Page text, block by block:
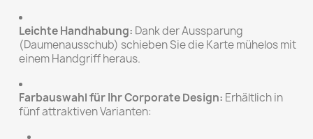
Leichte Handhabung: Dank der Aussparung
(Daumenausschub) schieben Sie die Karte mühelos mit
einem Handgriff heraus.
Farbauswahl für Ihr Corporate Design: Erhältlich in
fünf attraktiven Varianten: